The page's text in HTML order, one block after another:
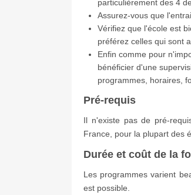
particulièrement des 4
Assurez-vous que
Vérifiez que l'école est
préférez celles qui sont
Enfin comme pour
bénéficier d'une
programmes, horaires,
Pré-requis
Il n'existe pas de pré-
France, pour la plupart des
Durée et coût de la
Les programmes varient
est possible.